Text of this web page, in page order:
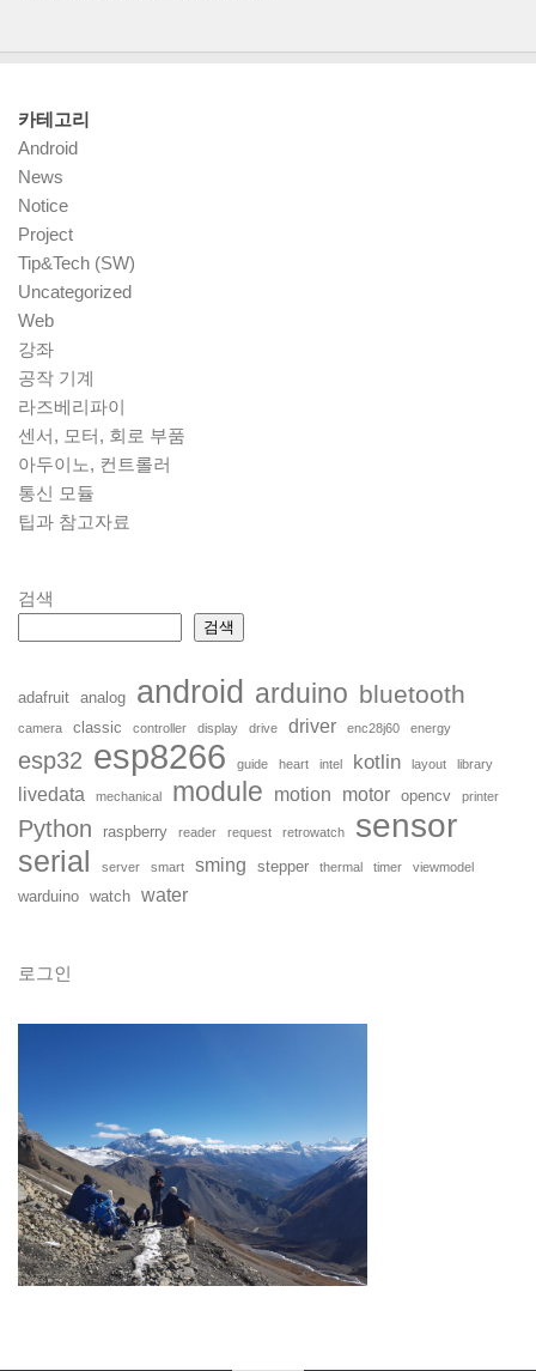
카테고리
Android
News
Notice
Project
Tip&Tech (SW)
Uncategorized
Web
강좌
공작 기계
라즈베리파이
센서, 모터, 회로 부품
아두이노, 컨트롤러
통신 모듈
팁과 참고자료
검색
검색
adafruit analog android arduino bluetooth
camera classic controller display drive driver enc28j60 energy
esp32 esp8266 guide heart intel kotlin layout library
livedata mechanical module motion motor opencv printer
Python raspberry reader request retrowatch sensor
serial server smart sming stepper thermal timer viewmodel
warduino watch water
로그인